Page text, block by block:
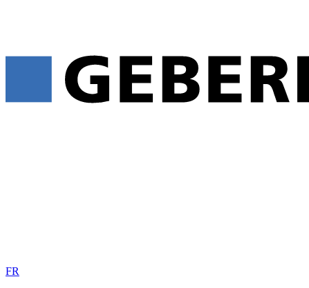
FR